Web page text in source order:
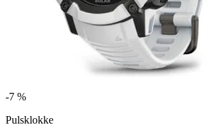
-7 %
Pulsklokke